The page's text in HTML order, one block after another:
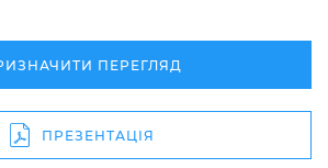
ПЕРЕГЛЯД
ПРЕЗЕНТАЦІЯ